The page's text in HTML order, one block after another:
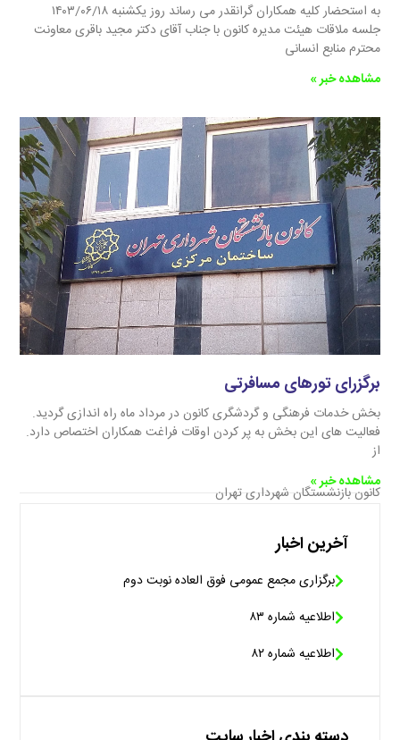
به استحضار کلیه همکاران گرانقدر می رساند روز یکشنبه ۱۴۰۳/۰۶/۱۸
جلسه ملاقات هیئت مدیره کانون با جناب آقای دکتر مجید باقری معاونت
محترم منابع انسانی
مشاهده خبر »
برگزرای تورهای مسافرتی
بخش خدمات فرهنگی و گردشگری کانون در مرداد ماه راه اندازی گردید.
فعالیت های این بخش به پر کردن اوقات فراغت همکاران اختصاص دارد.
از
مشاهده خبر »
کانون بازنشستگان شهرداری تهران
آخرین اخبار
برگزاری مجمع عمومی فوق العاده نوبت دوم
اطلاعیه شماره ۸۳
اطلاعیه شماره ۸۲